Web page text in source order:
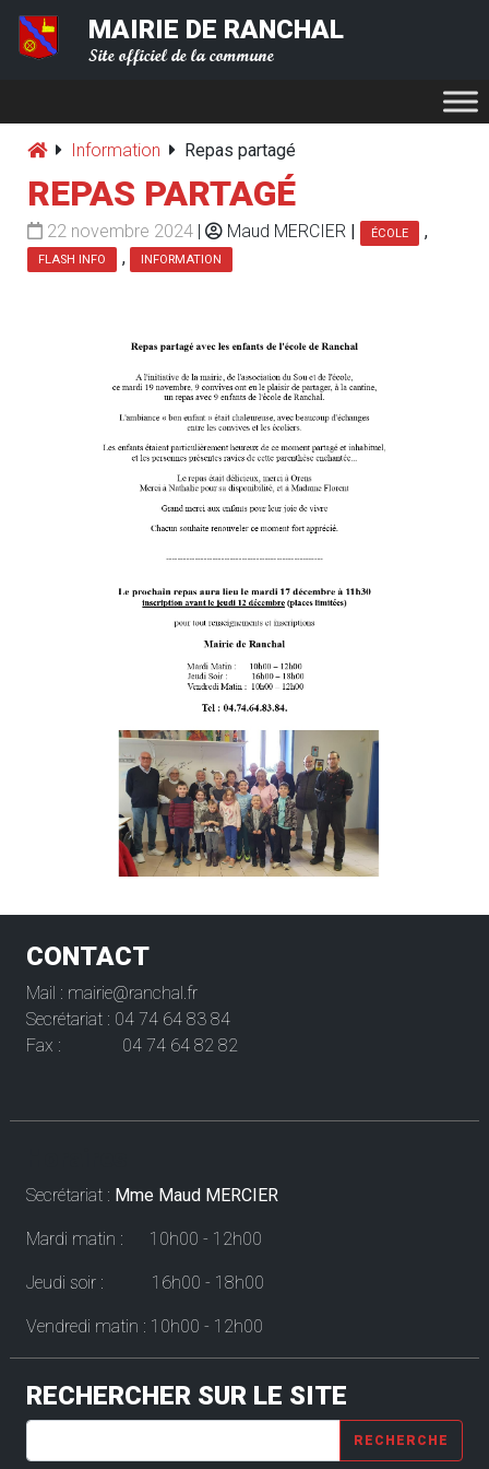
MAIRIE DE RANCHAL
Site officiel de la commune
Information Repas partagé
REPAS PARTAGÉ
22 novembre 2024 | Maud MERCIER | ÉCOLE ,
FLASH INFO , INFORMATION
CONTACT
Mail : mairie@ranchal.fr
Secrétariat : 04 74 64 83 84
Fax : 04 74 64 82 82
Secrétariat : Mme Maud MERCIER
Mardi matin : 10h00 - 12h00
Jeudi soir : 16h00 - 18h00
Vendredi matin : 10h00 - 12h00
RECHERCHER SUR LE SITE
RECHERCHE